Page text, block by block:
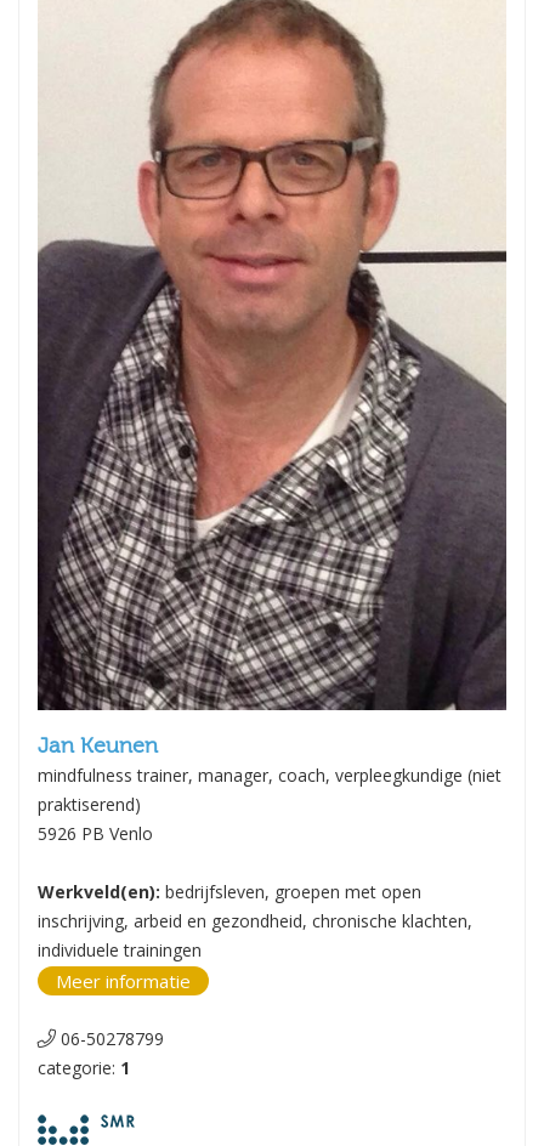
Jan Keunen
mindfulness trainer, manager, coach, verpleegkundige (niet
praktiserend)
5926 PB Venlo
Werkveld(en): bedrijfsleven, groepen met open
inschrijving, arbeid en gezondheid, chronische klachten,
individuele trainingen
Meer informatie
06-50278799
categorie: 1